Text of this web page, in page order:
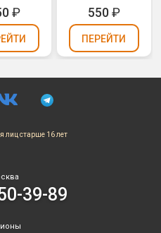
80см
₽
(разноцветное
конфетти,
фольга) 80см
550₽
ПЕРЕЙТИ
лиц старше 16 лет
39-89